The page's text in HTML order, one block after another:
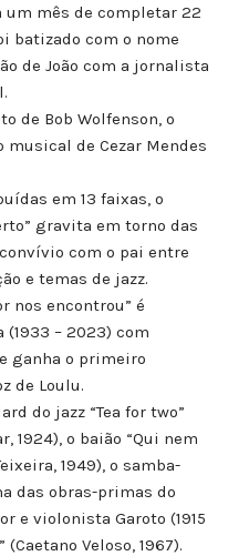
um mês de completar 22
batizado com o nome
de João com a jornalista
de Bob Wolfenson, o
de Cezar Mendes
em 13 faixas, o
gravita em torno das
com o pai entre
e temas de jazz.
nos encontrou” é
– 2023) com
ganha o primeiro
de Loulu.
do jazz “Tea for two”
1924), o baião “Qui nem
1949), o samba-
das obras-primas do
e violonista Garoto (1915
(Caetano Veloso, 1967).